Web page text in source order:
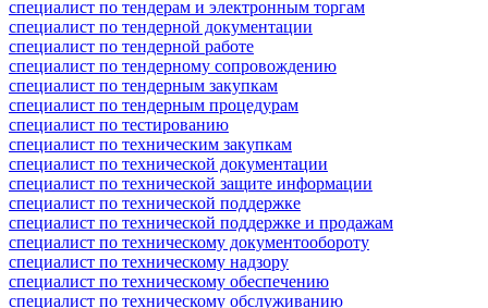
специалист по тендерам и электронным торгам
специалист по тендерной документации
специалист по тендерной работе
специалист по тендерному сопровождению
специалист по тендерным закупкам
специалист по тендерным процедурам
специалист по тестированию
специалист по техническим закупкам
специалист по технической документации
специалист по технической защите информации
специалист по технической поддержке
специалист по технической поддержке и продажам
специалист по техническому документообороту
специалист по техническому надзору
специалист по техническому обеспечению
специалист по техническому обслуживанию